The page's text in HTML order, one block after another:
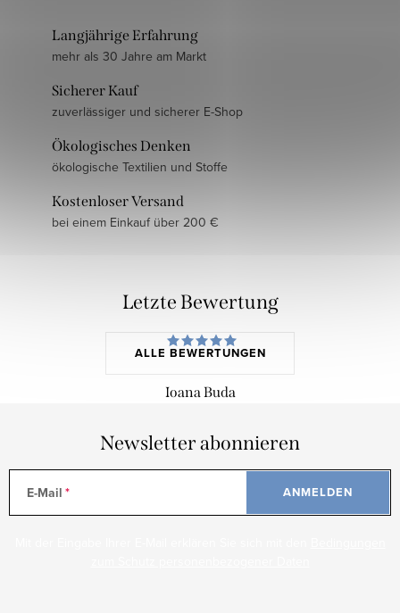
Langjährige Erfahrung
mehr als 30 Jahre am Markt
Sicherer Kauf
zuverlässiger und sicherer E-Shop
Ökologisches Denken
ökologische Textilien und Stoffe
Kostenloser Versand
bei einem Einkauf über 200 €
Letzte Bewertung
ALLE BEWERTUNGEN
Ioana Buda
Newsletter abonnieren
E-Mail ANMELDEN